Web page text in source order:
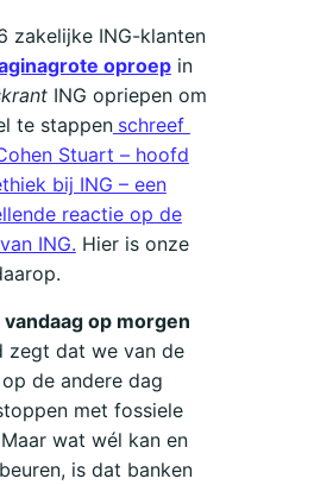
zakelijke ING-klanten
oproepin
ING opriepen om
te stappen schreef
Stuart – hoofd
bij ING – een
reactie op de
ING. Hier is onze
vandaag op morgen
zegt dat we van de
de andere dag
met fossiele
wat wél kan en
is dat banken